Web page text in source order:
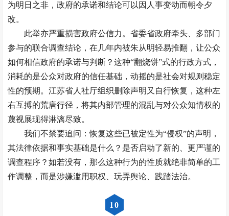
为明日之非，政府的承诺和结论可以因人事变动而朝令夕
改。
此举亦严重损害政府公信力。省委省政府牵头、多部门
参与的联合调查结论，在几年内被朱从明轻易推翻，让公众
如何相信政府的承诺与判断？这种“翻烧饼”式的行政方式，
消耗的是公众对政府的信任基础，动摇的是社会对规则稳定
性的预期。江苏省人社厅组织删除声明又自行恢复，这种左
右互搏的荒唐行径，将其内部管理的混乱与对公众知情权的
蔑视展现得淋漓尽致。
我们不禁要追问：恢复这些已被定性为“侵权”的声明，
其法律依据和事实基础是什么？是否启动了新的、更严谨的
调查程序？如若没有，那么这种行为的性质就绝非简单的工
作调整，而是涉嫌滥用职权、玩弄舆论、践踏法治。
10